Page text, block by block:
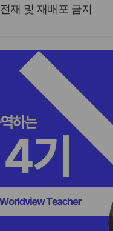
재 및 재배포 금지